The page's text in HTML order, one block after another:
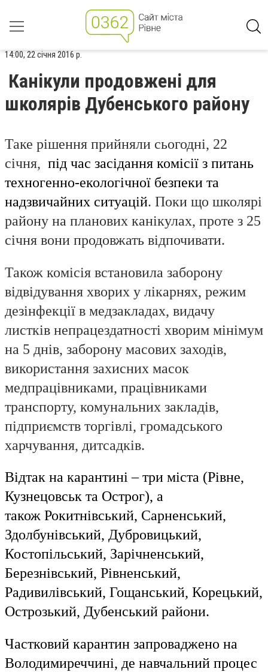
14:00, 22 січня 2016 р.
Канікули продовжені для
школярів Дубенського району
Таке рішення прийняли сьогодні, 22
січня, під час засідання комісії з питань
техногенно-екологічної безпеки та
надзвичайних ситуацій. Поки що школярі
району на планових канікулах, проте з 25
січня вони продовжать відпочивати.
Також комісія встановила заборону
відвідування хворих у лікарнях, режим
дезінфекції в медзакладах, видачу
листків непрацездатності хворим мінімум
на 5 днів, заборону масових заходів,
використання захисних масок
медпрацівниками, працівниками
транспорту, комунальних закладів,
підприємств торгівлі, громадського
харчування, дитсадків.
Відтак на карантині – три міста (Рівне,
Кузнецовськ та Острог), а
також Рокитнівський, Сарненський,
Здолбунівський, Дубровицький,
Костопільський, Зарічненський,
Березнівський, Рівненський,
Радивилівський, Гощанський, Корецький,
Острозький, Дубенський райони.
Частковий карантин запроваджено на
Володимиреччині, де навчальний процес